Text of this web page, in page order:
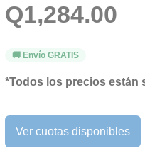
Q1,284.00
🚚 Envío GRATIS
*Todos los precios están
Ver cuotas disponibles